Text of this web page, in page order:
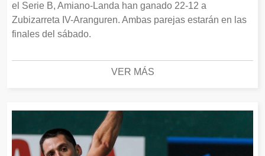
el Serie B, Amiano-Landa han ganado 22-12 a
Zubizarreta IV-Aranguren. Ambas parejas estarán en las
finales del sábado.
VER MÁS